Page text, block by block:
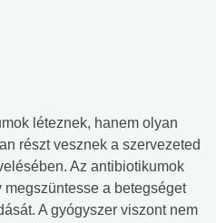
léteznek, hanem olyan
részt vesznek a szervezeted
Az antibiotikumok
a betegséget
A gyógyszer viszont nem